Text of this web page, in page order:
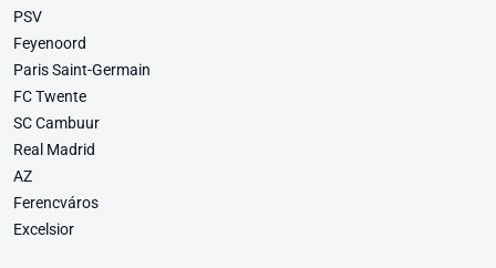
PSV
Feyenoord
Paris Saint-Germain
FC Twente
SC Cambuur
Real Madrid
AZ
Ferencváros
Excelsior